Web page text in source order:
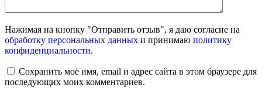
Нажимая на кнопку "Отправить отзыв", я даю согласие на
обработку персональных данных и принимаю политику
конфиденциальности.
Сохранить моё имя, email и адрес сайта в этом браузере для
последующих моих комментариев.